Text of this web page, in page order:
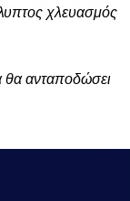
χλευασμός
θα ανταποδώσει